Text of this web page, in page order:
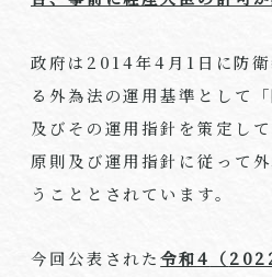
政府は 2014年4 月 1 日に防
る外為法の運用基準として
及びその運用指針を策定し
原則及び運用指針に従って
うこととされています。
今回公表された令和4 （